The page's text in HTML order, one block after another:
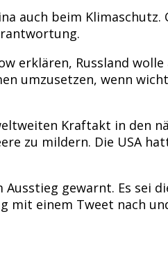
auch beim
erklären, Russland wolle
umzusetzen, wenn
Kraftakt in den
zu mildern. Die USA
gewarnt. Es sei
mit einem Tweet nach